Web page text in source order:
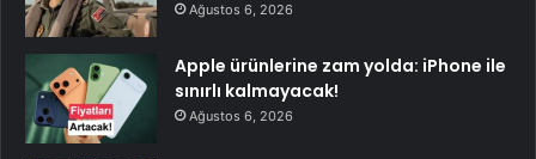
Ağustos 6, 2026
Apple ürünlerine zam yolda: iPhone ile
sınırlı kalmayacak!
Ağustos 6, 2026